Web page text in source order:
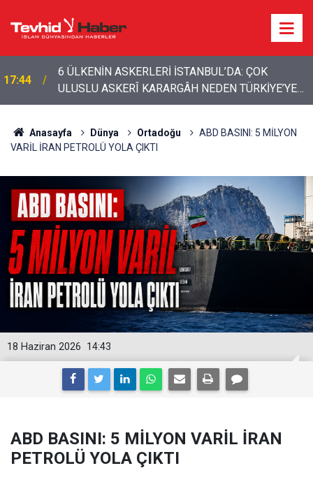
15:01 İran’dan bölgeye çağrı: Yabancı güçler çıkarılmalı
Anasayfa Dünya Ortadoğu
ABD BASINI: 5 MİLYON
VARİL İRAN PETROLÜ YOLA ÇIKTI
14:43
18 Haziran 2026
ABD BASINI: 5 MİLYON VARİL İRAN
PETROLÜ YOLA ÇIKTI